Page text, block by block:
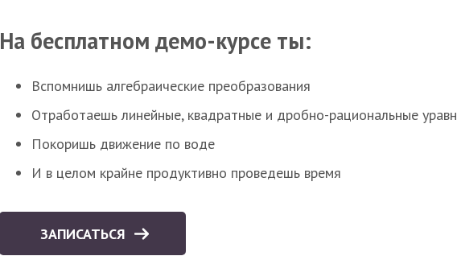
На бесплатном демо-курсе ты:
Вспомнишь алгебраические преобразования
Отработаешь линейные, квадратные и дробно-рациональные
Покоришь движение по воде
И в целом крайне продуктивно проведешь время
ЗАПИСАТЬСЯ